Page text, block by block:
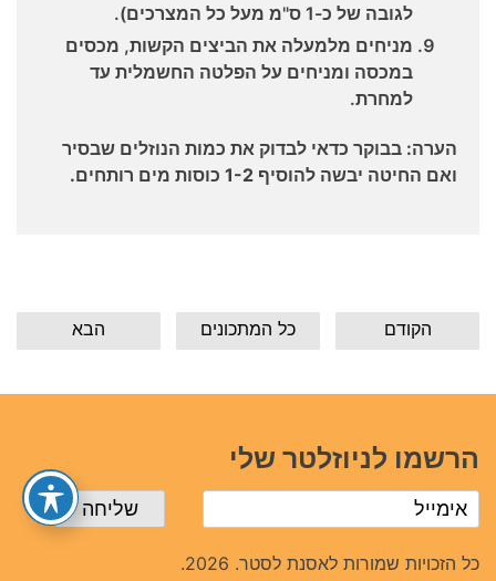
לגובה של כ-1 ס"מ מעל כל המצרכים).
מניחים מלמעלה את הביצים הקשות, מכסים
במכסה ומניחים על הפלטה החשמלית עד
למחרת.
הערה: בבוקר כדאי לבדוק את כמות הנוזלים שבסיר
ואם החיטה יבשה להוסיף 1-2 כוסות מים רותחים.
הבא כל המתכונים הקודם
הרשמו לניוזלטר שלי
כל הזכויות שמורות לאסנת לסטר. 2026.